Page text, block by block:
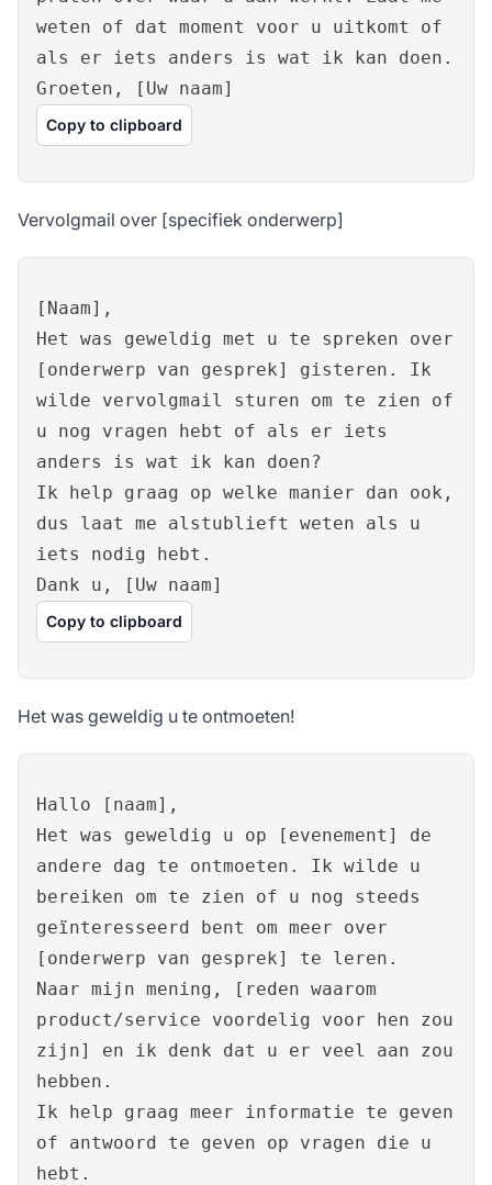
weten of dat moment voor u uitkomt of
als er iets anders is wat ik kan doen.
Groeten, [Uw naam]
Copy to clipboard
Vervolgmail over [specifiek onderwerp]
[Naam],
Het was geweldig met u te spreken over
[onderwerp van gesprek] gisteren. Ik
wilde vervolgmail sturen om te zien of
u nog vragen hebt of als er iets
anders is wat ik kan doen?
Ik help graag op welke manier dan ook,
dus laat me alstublieft weten als u
iets nodig hebt.
Dank u, [Uw naam]
Copy to clipboard
Het was geweldig u te ontmoeten!
Hallo [naam],
Het was geweldig u op [evenement] de
andere dag te ontmoeten. Ik wilde u
bereiken om te zien of u nog steeds
geïnteresseerd bent om meer over
[onderwerp van gesprek] te leren.
Naar mijn mening, [reden waarom
product/service voordelig voor hen zou
zijn] en ik denk dat u er veel aan zou
hebben.
Ik help graag meer informatie te geven
of antwoord te geven op vragen die u
hebt.